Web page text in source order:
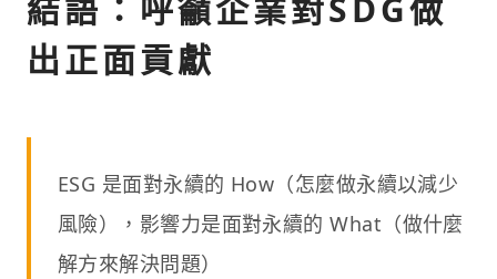
結語：呼籲企業對SDG做
出正面貢獻
ESG 是面對永續的 How（怎麼做永續以減少
風險），影響力是面對永續的 What（做什麼
解方來解決問題）